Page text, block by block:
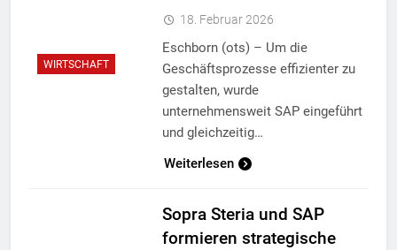
WIRTSCHAFT
18. Februar 2026
Eschborn (ots) – Um die
Geschäftsprozesse effizienter zu
gestalten, wurde
unternehmensweit SAP eingeführt
und gleichzeitig…
Weiterlesen
Sopra Steria und SAP
formieren strategische